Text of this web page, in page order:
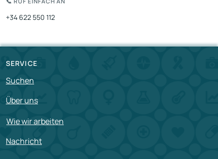
+34 622 550 112
SERVICE
Suchen
Über uns
Wie wir arbeiten
Nachricht